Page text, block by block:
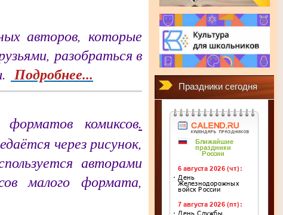
авторов, которые
разобраться в
Подробнее...
комиксов.
через рисунок,
авторами
малого формата,
Праздники сегодня